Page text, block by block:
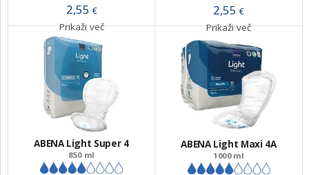
2,55 €
Prikaži več
2,55 €
Prikaži več
ABENA Light Super 4
850 ml
ABENA Light Maxi 4A
1000 ml